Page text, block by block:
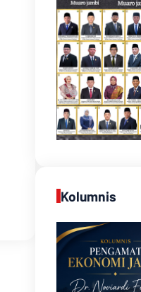
Kolumnis